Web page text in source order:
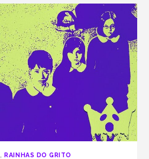
,RAINHAS DO GRITO